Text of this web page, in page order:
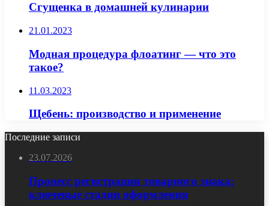
Сгущенка в домашней кулинарии
21.01.2023
Модная процедура флоатинг — что это
такое?
11.03.2023
Щебень: производство и применение
Последние записи
23.07.2026
Процесс регистрации товарного знака:
ключевые стадии оформления